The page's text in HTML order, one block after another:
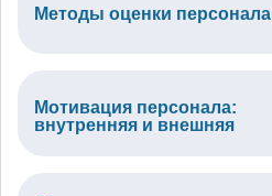
Методы оценки персонала
Мотивация персонала:
внутренняя и внешняя